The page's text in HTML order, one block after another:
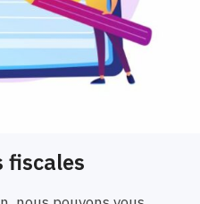
fiscales